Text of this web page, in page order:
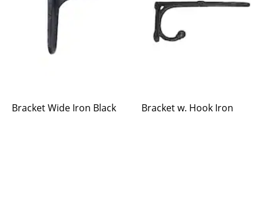
Bracket Wide Iron Black Bracket w. Hook Iron